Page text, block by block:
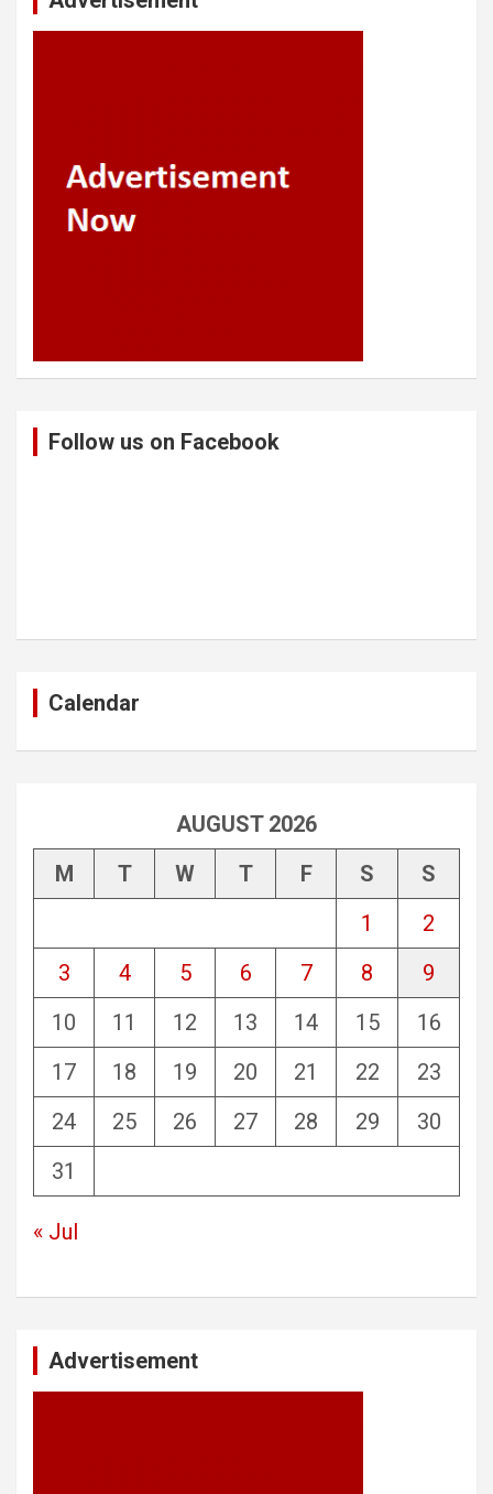
Follow us on Facebook
Calendar
AUGUST 2026
M
T W T F S
S
1
2
3
4 5 6 7 8
9
10
11 12 13 14 15
16
17
18 19 20 21 22
23
24
25 26 27 28 29
30
31
« Jul
Advertisement